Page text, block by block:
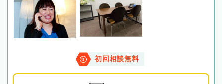
初回相談無料